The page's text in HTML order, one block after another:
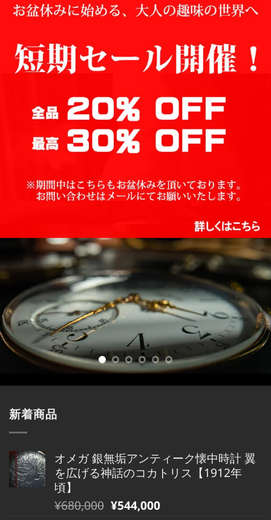
新着商品
オメガ 銀無垢アンティーク懐中時計 翼
を広げる神話のコカトリス【1912年
頃】
元
¥680,000 現
¥544,000